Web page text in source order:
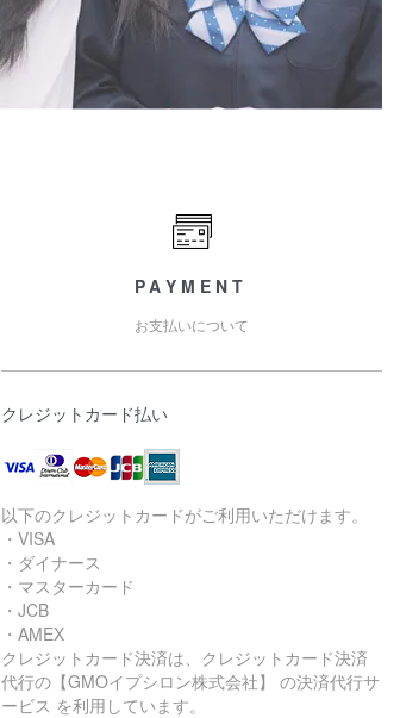
PAYMENT
お支払いについて
クレジットカード払い
以下のクレジットカードがご利用いただけます。
・VISA
・ダイナース
・マスターカード
・JCB
・AMEX
クレジットカード決済は、クレジットカード決済
代行の【GMOイプシロン株式会社】 の決済代行サ
ービス を利用しています。